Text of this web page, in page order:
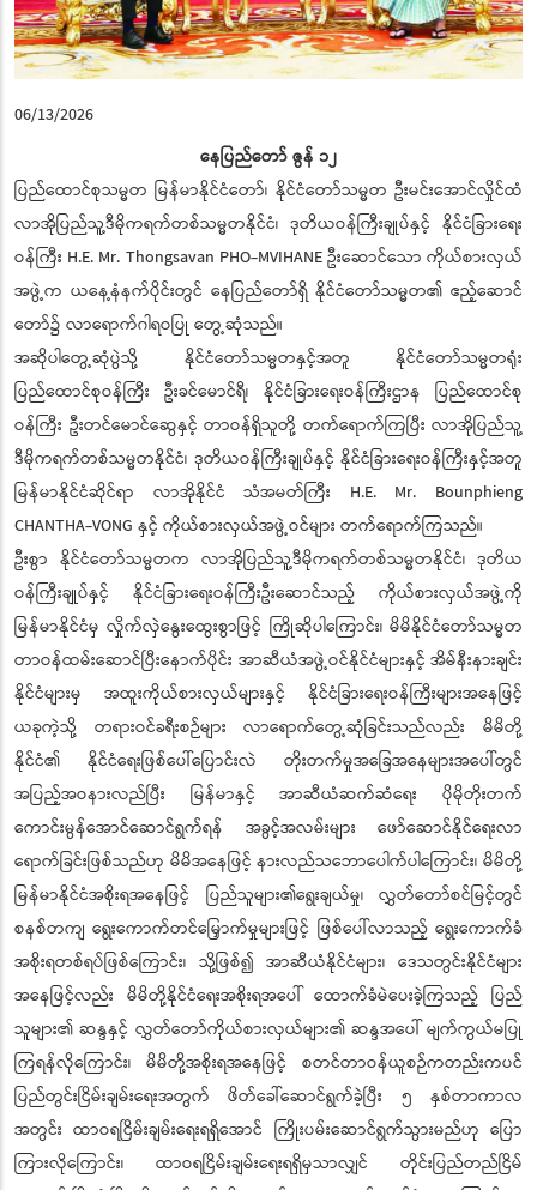
06/13/2026
နေပြည်တော် ဇွန် ၁၂
ပြည်ထောင်စုသမ္မတ မြန်မာနိုင်ငံတော်၊ နိုင်ငံတော်သမ္မတ ဦးမင်းအောင်လှိုင်ထံ
လာအိုပြည်သူ့ဒီမိုကရက်တစ်သမ္မတနိုင်ငံ၊ ဒုတိယဝန်ကြီးချုပ်နှင့် နိုင်ငံခြားရေး
ဝန်ကြီး H.E. Mr. Thongsavan PHO-MVIHANE ဦးဆောင်သော ကိုယ်စားလှယ်
အဖွဲ့က ယနေ့နံနက်ပိုင်းတွင် နေပြည်တော်ရှိ နိုင်ငံတော်သမ္မတ၏ ဧည့်ဆောင်
တော်၌ လာရောက်ဂါရဝပြု တွေ့ဆုံသည်။
အဆိုပါတွေ့ဆုံပွဲသို့ နိုင်ငံတော်သမ္မတနှင့်အတူ နိုင်ငံတော်သမ္မတရုံး
ပြည်ထောင်စုဝန်ကြီး ဦးခင်မောင်ရီ၊ နိုင်ငံခြားရေးဝန်ကြီးဌာန ပြည်ထောင်စု
ဝန်ကြီး ဦးတင်မောင်ဆွေနှင့် တာဝန်ရှိသူတို့ တက်ရောက်ကြပြီး လာအိုပြည်သူ့
ဒီမိုကရက်တစ်သမ္မတနိုင်ငံ၊ ဒုတိယဝန်ကြီးချုပ်နှင့် နိုင်ငံခြားရေးဝန်ကြီးနှင့်အတူ
မြန်မာနိုင်ငံဆိုင်ရာ လာအိုနိုင်ငံ သံအမတ်ကြီး H.E. Mr. Bounphieng
CHANTHA-VONG နှင့် ကိုယ်စားလှယ်အဖွဲ့ဝင်များ တက်ရောက်ကြသည်။
ဦးစွာ နိုင်ငံတော်သမ္မတက လာအိုပြည်သူ့ဒီမိုကရက်တစ်သမ္မတနိုင်ငံ၊ ဒုတိယ
ဝန်ကြီးချုပ်နှင့် နိုင်ငံခြားရေးဝန်ကြီးဦးဆောင်သည့် ကိုယ်စားလှယ်အဖွဲ့ကို
မြန်မာနိုင်ငံမှ လှိုက်လှဲနွေးထွေးစွာဖြင့် ကြိုဆိုပါကြောင်း၊ မိမိနိုင်ငံတော်သမ္မတ
တာဝန်ထမ်းဆောင်ပြီးနောက်ပိုင်း အာဆီယံအဖွဲ့ဝင်နိုင်ငံများနှင့် အိမ်နီးနားချင်း
နိုင်ငံများမှ အထူးကိုယ်စားလှယ်များနှင့် နိုင်ငံခြားရေးဝန်ကြီးများအနေဖြင့်
ယခုကဲ့သို့ တရားဝင်ခရီးစဉ်များ လာရောက်တွေ့ဆုံခြင်းသည်လည်း မိမိတို့
နိုင်ငံ၏ နိုင်ငံရေးဖြစ်ပေါ်ပြောင်းလဲ တိုးတက်မှုအခြေအနေများအပေါ်တွင်
အပြည့်အဝနားလည်ပြီး မြန်မာနှင့် အာဆီယံဆက်ဆံရေး ပိုမိုတိုးတက်
ကောင်းမွန်အောင်ဆောင်ရွက်ရန် အခွင့်အလမ်းများ ဖော်ဆောင်နိုင်ရေးလာ
ရောက်ခြင်းဖြစ်သည်ဟု မိမိအနေဖြင့် နားလည်သဘောပေါက်ပါကြောင်း၊ မိမိတို့
မြန်မာနိုင်ငံအစိုးရအနေဖြင့် ပြည်သူများ၏ရွေးချယ်မှု၊ လွှတ်တော်စင်မြင့်တွင်
စနစ်တကျ ရွေးကောက်တင်မြှောက်မှုများဖြင့် ဖြစ်ပေါ်လာသည့် ရွေးကောက်ခံ
အစိုးရတစ်ရပ်ဖြစ်ကြောင်း၊ သို့ဖြစ်၍ အာဆီယံနိုင်ငံများ၊ ဒေသတွင်းနိုင်ငံများ
အနေဖြင့်လည်း မိမိတို့နိုင်ငံရေးအစိုးရအပေါ် ထောက်ခံမဲပေးခဲ့ကြသည့် ပြည်
သူများ၏ ဆန္ဒနှင့် လွှတ်တော်ကိုယ်စားလှယ်များ၏ ဆန္ဒအပေါ် မျက်ကွယ်မပြု
ကြရန်လိုကြောင်း၊ မိမိတို့အစိုးရအနေဖြင့် စတင်တာဝန်ယူစဉ်ကတည်းကပင်
ပြည်တွင်းငြိမ်းချမ်းရေးအတွက် ဖိတ်ခေါ်ဆောင်ရွက်ခဲ့ပြီး ၅ နှစ်တာကာလ
အတွင်း ထာဝရငြိမ်းချမ်းရေးရရှိအောင် ကြိုးပမ်းဆောင်ရွက်သွားမည်ဟု ပြော
ကြားလိုကြောင်း၊ ထာဝရငြိမ်းချမ်းရေးရရှိမှသာလျှင် တိုင်းပြည်တည်ငြိမ်